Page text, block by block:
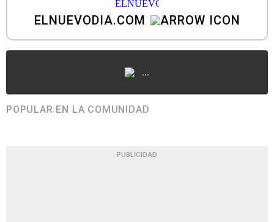
ELNUEVODIA.COM
...
POPULAR EN LA COMUNIDAD
PUBLICIDAD